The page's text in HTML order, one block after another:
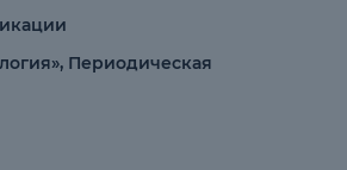
Периодическая